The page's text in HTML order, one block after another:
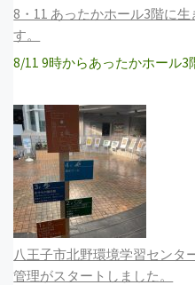
8・11 あったかホール3階に
す。
8/11 9時からあったかホール3
八王子市北野環境学習センタ
管理がスタートしました。